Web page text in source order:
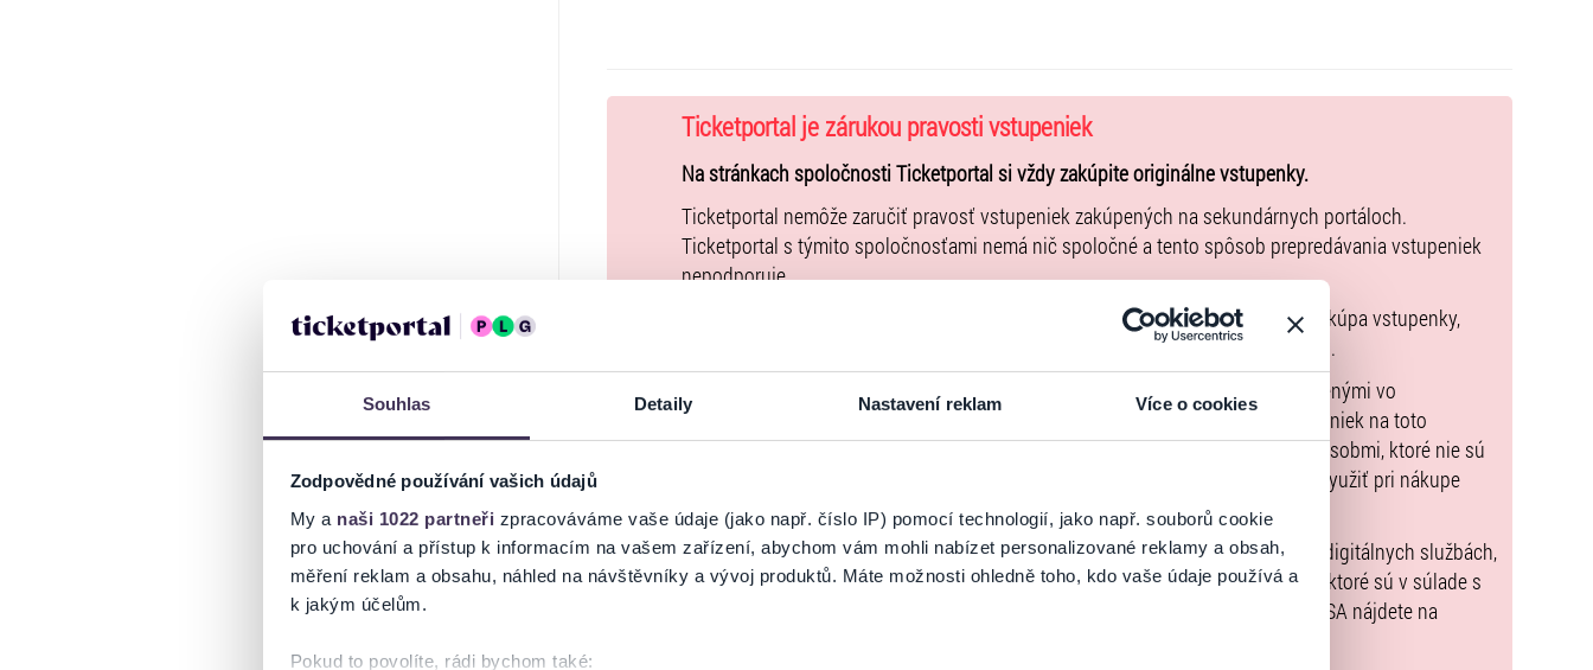
Souhlas Detaily Nastavení reklam Více o cookies
Zodpovědné používání vašich údajů
My a naši 1022 partneři zpracováváme vaše údaje (jako např. číslo IP) pomocí technologií, jako např. souborů cookie
pro uchování a přístup k informacím na vašem zařízení, abychom vám mohli nabízet personalizované reklamy a obsah,
měření reklam a obsahu, náhled na návštěvníky a vývoj produktů. Máte možnosti ohledně toho, kdo vaše údaje používá a
k jakým účelům.
Pokud to povolíte, rádi bychom také:
Ticketportal je zárukou pravosti vstupeniek
Na stránkach spoločnosti Ticketportal si vždy zakúpite originálne vstupenky.
Ticketportal nemôže zaručiť pravosť vstupeniek zakúpených na sekundárnych portáloch.
Ticketportal s týmito spoločnosťami nemá nič spoločné a tento spôsob prepredávania vstupeniek
nepodporuje.
je online trhoviskom. Kúpnu zmluvu, ktorej predmetom je kúpa vstupenky,
uzatvárate priamo s usporiadateľom, ktorého údaje sú uvedené priamo v košíku.
Kúpne ceny vstupeniek na toto podujatie je možné uhradiť len spôsobmi uvedenými vo
Všeobecných obchodných podmienkach
. Upozorňujeme, že kúpne ceny vstupeniek na toto
podujatie nie je možné uhradiť prostredníctvom Poukazov GoOut, ani inými spôsobmi, ktoré nie sú
. Poukazy GoOut môžete využiť pri nákupe
vstupeniek na našej stránkegoout.net, ak tam nie je uvedené inak.
Usporiadateľ sa v zmysle čl. 30 ods. 1 písm. e) nariadenia EÚ 2022/2065 (Akt o digitálnych službách,
DSA) zaviazal ponúkať na portáliwww.ticketportal.sk, iba výrobky alebo služby, ktoré sú v súlade s
uplatniteľným právom Európskej únie. Príslušné informácie a kontakty podľa DSA nájdete na